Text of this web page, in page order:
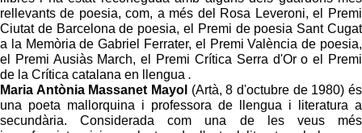
rellevants de poesia, com, a més del Rosa Leveroni, el Premi
Ciutat de Barcelona de poesia, el Premi de poesia Sant Cugat
a la Memòria de Gabriel Ferrater, el Premi València de poesia,
el Premi Ausiàs March, el Premi Crítica Serra d'Or o el Premi
de la Crítica catalana en llengua .
Maria Antònia Massanet Mayol (Artà, 8 d'octubre de 1980) és
una poeta mallorquina i professora de llengua i literatura a
secundària. Considerada com una de les veus més